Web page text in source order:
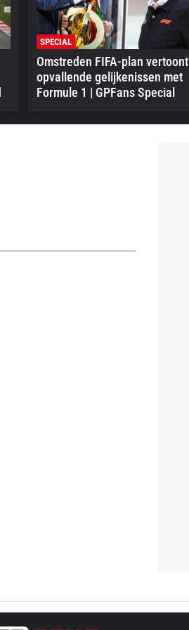
SPECIAL
Omstreden FIFA-plan vertoont
opvallende gelijkenissen met
Formule 1 | GPFans Special